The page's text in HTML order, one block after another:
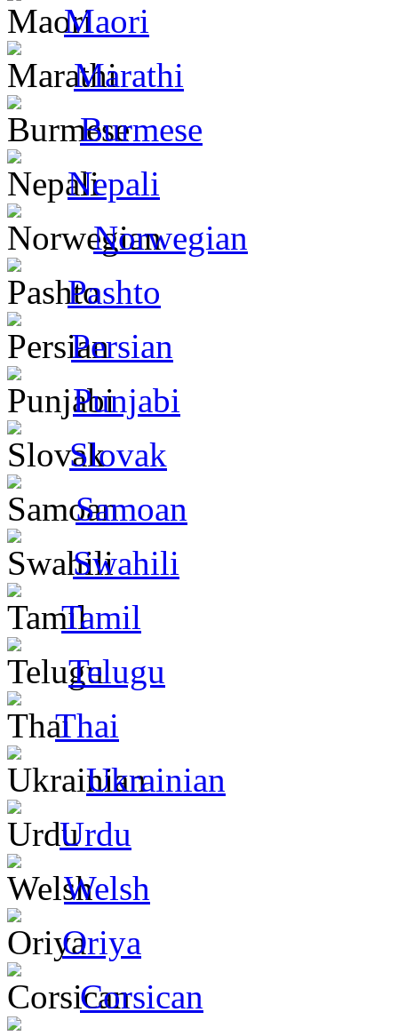
Maori
Marathi
Burmese
Nepali
Norwegian
Pashto
Persian
Punjabi
Slovak
Samoan
Swahili
Tamil
Telugu
Thai
Ukrainian
Urdu
Welsh
Oriya
Corsican